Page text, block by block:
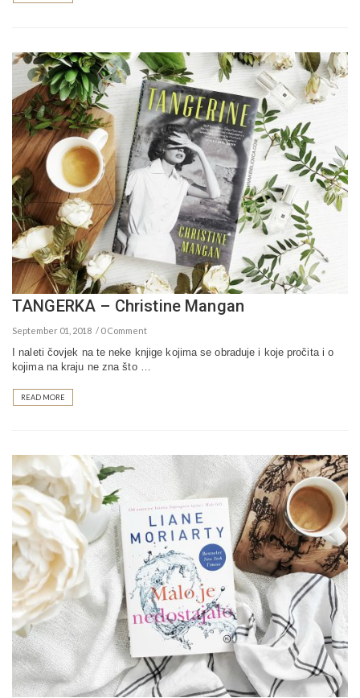
TANGERKA – Christine Mangan
September 01, 2018 0 Comment
I naleti čovjek na te neke knjige kojima se obraduje i koje pročita i o
kojima na kraju ne zna što …
READ MORE